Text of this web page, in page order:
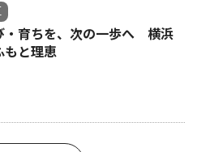
・育ちを、次の一歩へ 横浜
と理恵